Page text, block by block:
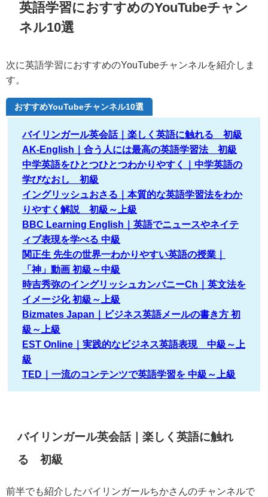
英語学習におすすめのYouTubeチャン
ネル10選
次に英語学習におすすめのYouTubeチャンネルを紹介しま
す。
おすすめYouTubeチャンネル10選
バイリンガール英会話｜楽しく英語に触れる 初級
AK-English｜合う人には最高の英語学習法 初級
中学英語をひとつひとつわかりやすく｜中学英語の
学びなおし 初級
イングリッシュおさる｜本質的な英語学習法をわか
りやすく解説 初級～上級
BBC Learning English｜英語でニュースやネイテ
ィブ表現を学べる 中級
関正生 先生の世界一わかりやすい英語の授業｜
「神」動画 初級～中級
時吉秀弥のイングリッシュカンパニーCh｜英文法を
イメージ化 初級～上級
Bizmates Japan｜ビジネス英語メールの書き方 初
級～上級
EST Online｜実践的なビジネス英語表現 中級～上
級
TED｜一流のコンテンツで英語学習を 中級～上級
バイリンガール英会話｜楽しく英語に触れ
る 初級
前半でも紹介したバイリンガールちかさんのチャンネルで